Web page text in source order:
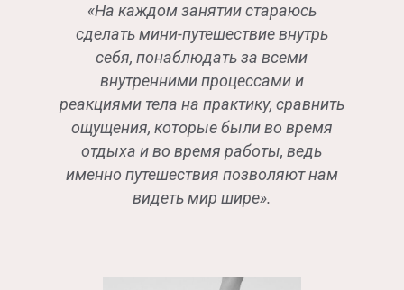
«На каждом занятии стараюсь
сделать мини-путешествие внутрь
себя, понаблюдать за всеми
внутренними процессами и
реакциями тела на практику, сравнить
ощущения, которые были во время
отдыха и во время работы, ведь
именно путешествия позволяют нам
видеть мир шире».